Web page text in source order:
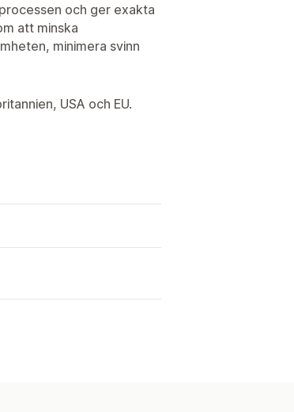
och ger exakta
att minska
minimera svinn
USA och EU.